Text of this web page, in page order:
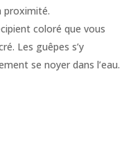
proximité.
coloré que vous
Les guêpes s’y
se noyer dans l’eau.